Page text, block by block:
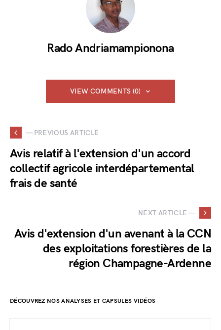
Rado Andriamampionona
VIEW COMMENTS (0)
— PREVIOUS ARTICLE
Avis relatif à l'extension d'un accord
collectif agricole interdépartemental
frais de santé
NEXT ARTICLE —
Avis d'extension d'un avenant à la CCN
des exploitations forestières de la
région Champagne-Ardenne
DÉCOUVREZ NOS ANALYSES ET CAPSULES VIDÉOS